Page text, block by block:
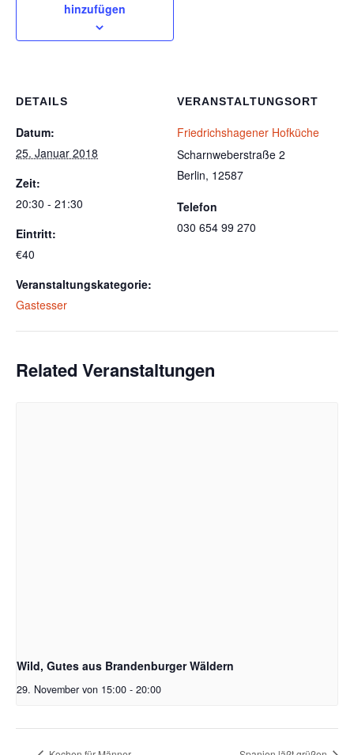
hinzufügen
DETAILS
Datum:
25. Januar 2018
Zeit:
20:30 - 21:30
Eintritt:
€40
Veranstaltungskategorie:
Gastesser
VERANSTALTUNGSORT
Friedrichshagener Hofküche
Scharnweberstraße 2
Berlin, 12587
Telefon
030 654 99 270
Related Veranstaltungen
Wild, Gutes aus Brandenburger Wäldern
29. November von 15:00 - 20:00